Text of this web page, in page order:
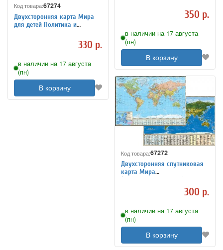
Код товара:67274
Двухсторонняя карта Мира
для детей Политика и
330 р.
в наличии на 17 августа
(пн)
В корзину
350 р.
в наличии на 17 августа
(пн)
В корзину
Код товара:67272
Двухсторонняя спутниковая
карта Мира
300 р.
в наличии на 17 августа
(пн)
В корзину